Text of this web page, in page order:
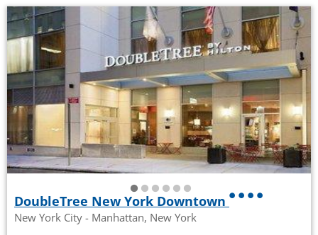
DoubleTree New York Downtown
New York City - Manhattan, New York